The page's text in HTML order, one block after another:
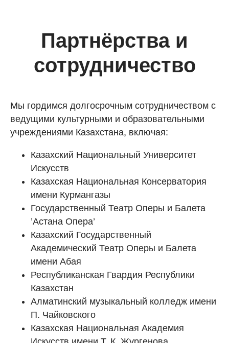
Партнёрства и
сотрудничество
Мы гордимся долгосрочным сотрудничеством с
ведущими культурными и образовательными
учреждениями Казахстана, включая:
Казахский Национальный Университет
Искусств
Казахская Национальная Консерватория
имени Курмангазы
Государственный Театр Оперы и Балета
’Астана Опера’
Казахский Государственный
Академический Театр Оперы и Балета
имени Абая
Республиканская Гвардия Республики
Казахстан
Алматинский музыкальный колледж имени
П. Чайковского
Казахская Национальная Академия